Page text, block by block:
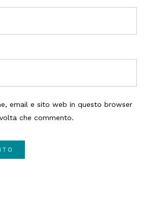
email e sito web in questo browser
che commento.